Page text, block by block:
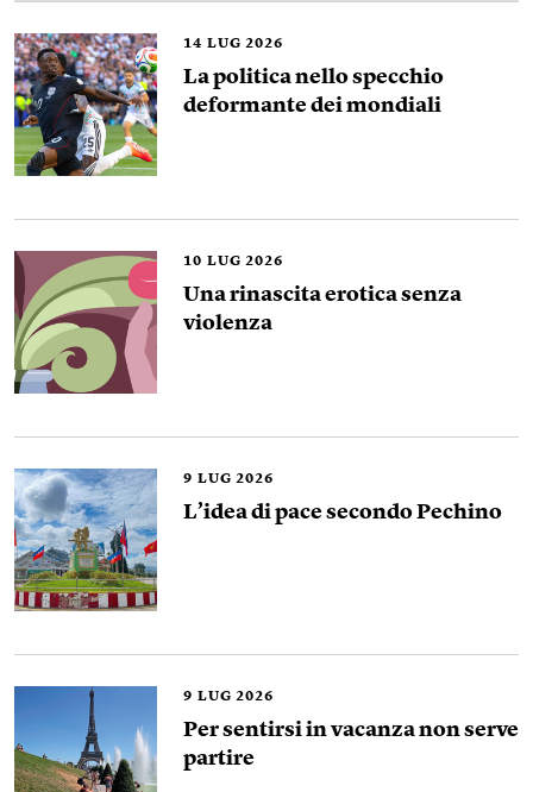
14 LUG 2026
La politica nello specchio
deformante dei mondiali
10 LUG 2026
Una rinascita erotica senza
violenza
9 LUG 2026
L’idea di pace secondo Pechino
9 LUG 2026
Per sentirsi in vacanza non serve
partire